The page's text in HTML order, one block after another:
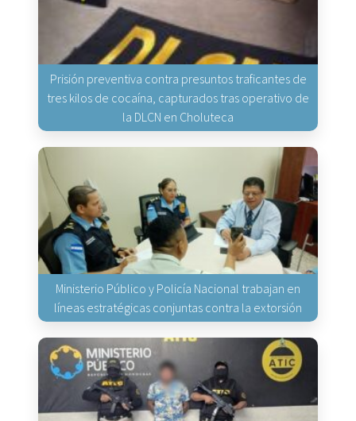
Prisión preventiva contra presuntos traficantes de
tres kilos de cocaína, capturados tras operativo de
la DLCN en Choluteca
Ministerio Público y Policía Nacional trabajan en
líneas estratégicas conjuntas contra la extorsión